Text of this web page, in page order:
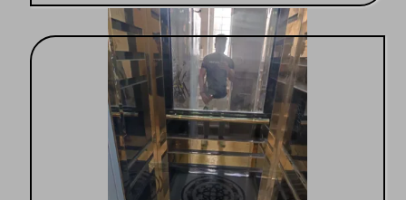
اجرای صفرتاصدآسانسور